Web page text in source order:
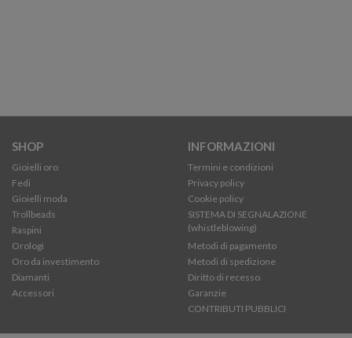
SHOP
Gioielli oro
Fedi
Gioielli moda
Trollbeads
Raspini
Orologi
Oro da investimento
Diamanti
Accessori
INFORMAZIONI
Termini e condizioni
Privacy policy
Cookie policy
SISTEMA DI SEGNALAZIONE
(whistleblowing)
Metodi di pagamento
Metodi di spedizione
Diritto di recesso
Garanzie
CONTRIBUTI PUBBLICI